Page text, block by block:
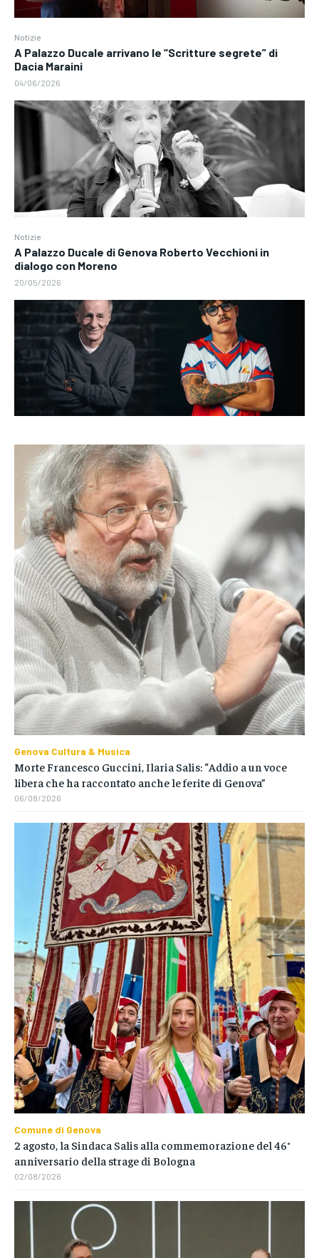
Notizie
A Palazzo Ducale arrivano le “Scritture segrete” di
Dacia Maraini
04/06/2026
Notizie
A Palazzo Ducale di Genova Roberto Vecchioni in
dialogo con Moreno
20/05/2026
Genova Cultura & Musica
Morte Francesco Guccini, Ilaria Salis: “Addio a un voce
libera che ha raccontato anche le ferite di Genova”
06/08/2026
Comune di Genova
2 agosto, la Sindaca Salis alla commemorazione del 46°
anniversario della strage di Bologna
02/08/2026